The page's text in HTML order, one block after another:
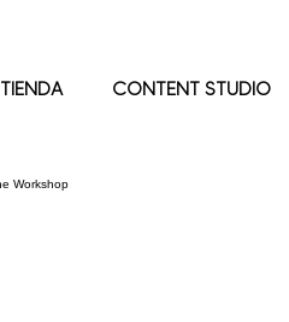
TIENDA CONTENT STUDIO